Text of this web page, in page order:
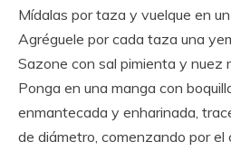
Mídalas por taza y vuelque en
Agréguele por cada taza una
Sazone con sal pimienta y nuez
Ponga en una manga con
enmantecada y enharinada,
de diámetro, comenzando por